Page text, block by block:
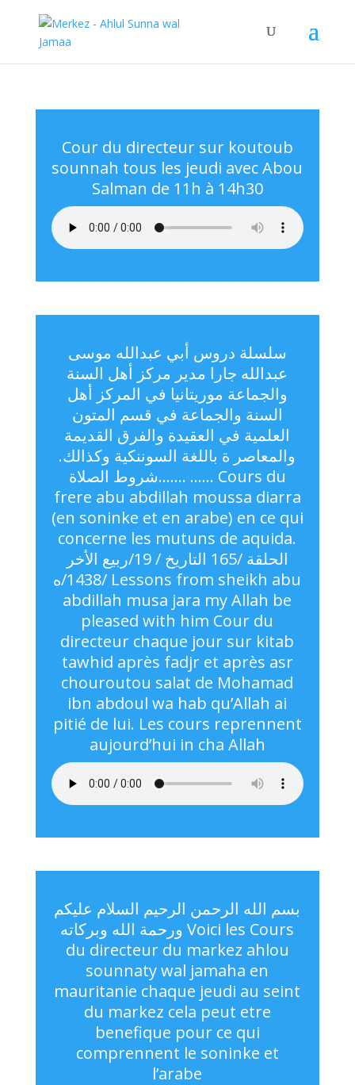
Cour du directeur sur koutoub
sounnah tous les jeudi avec Abou
Salman de 11h à 14h30
سلسلة دروس أبي عبدالله موسى
عبدالله جارا مدير مركز أهل السنة
والجماعة موريتانيا في المركز أهل
السنة والجماعة في قسم المتون
العلمية في العقيدة والفرق القديمة
والمعاصر ة باللغة السوننكية وكذالك.
…….شروط الصلاة …… Cours du
frere abu abdillah moussa diarra
(en soninke et en arabe) en ce qui
concerne les mutuns de aquida.
الحلقة /165 التاريخ / 19/ربيع اﻷخر
/1438/ه Lessons from sheikh abu
abdillah musa jara my Allah be
pleased with him Cour du
directeur chaque jour sur kitab
tawhid après fadjr et après asr
chouroutou salat de Mohamad
ibn abdoul wa hab qu’Allah ai
pitié de lui. Les cours reprennent
aujourd’hui in cha Allah
بسم الله الرحمن الرحيم السلام عليكم
ورحمة الله وبركاته Voici les Cours
du directeur du markez ahlou
sounnaty wal jamaha en
mauritanie chaque jeudi au seint
du markez cela peut etre
benefique pour ce qui
comprennent le soninke et
l’arabe